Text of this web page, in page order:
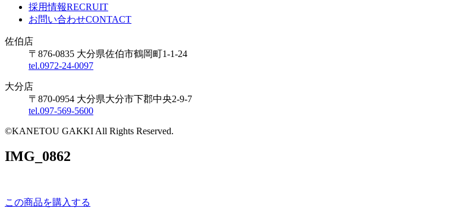
採用情報RECRUIT
お問い合わせCONTACT
佐伯店
〒876-0835 大分県佐伯市鶴岡町1-1-24
tel.0972-24-0097
大分店
〒870-0954 大分県大分市下郡中央2-9-7
tel.097-569-5600
©KANETOU GAKKI All Rights Reserved.
IMG_0862
この商品を購入する